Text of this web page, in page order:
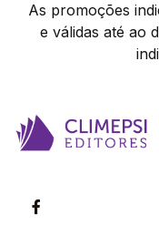
As promoções
e válidas até ao